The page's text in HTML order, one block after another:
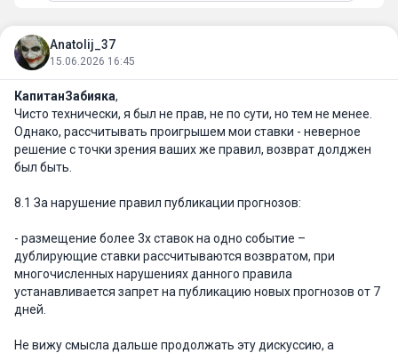
Anatolij_37
15.06.2026 16:45
КапитанЗабияка,
Чисто технически, я был не прав, не по сути, но тем не менее.
Однако, рассчитывать проигрышем мои ставки - неверное
решение с точки зрения ваших же правил, возврат долджен
был быть.
8.1 За нарушение правил публикации прогнозов:
- размещение более 3х ставок на одно событие –
дублирующие ставки рассчитываются возвратом, при
многочисленных нарушениях данного правила
устанавливается запрет на публикацию новых прогнозов от 7
дней.
Не вижу смысла дальше продолжать эту дискуссию, а